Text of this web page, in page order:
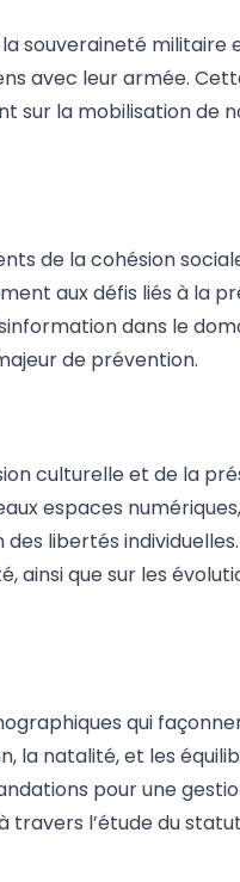
souveraineté
avec leur armée.
sur la mobilisation
de la cohésion
aux défis liés à la
dans le
de prévention.
culturelle et de la
espaces
libertés
que sur les
qui
la natalité, et les
pour une
l’étude du